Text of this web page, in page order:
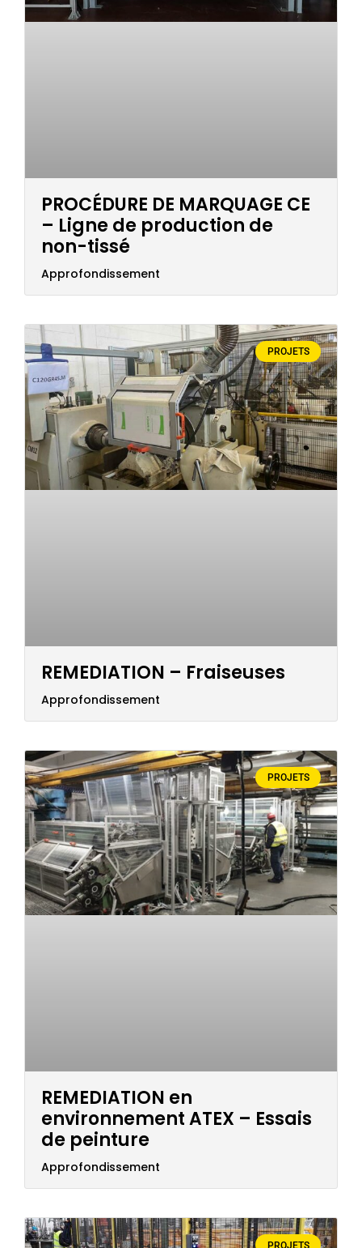
PROCÉDURE DE MARQUAGE CE
– Ligne de production de
non-tissé
Approfondissement
PROJETS
REMEDIATION – Fraiseuses
Approfondissement
PROJETS
REMEDIATION en
environnement ATEX – Essais
de peinture
Approfondissement
PROJETS